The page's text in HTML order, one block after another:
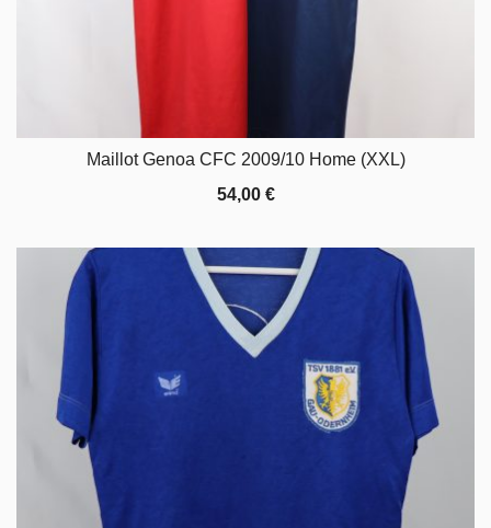
Maillot Genoa CFC 2009/10 Home (XXL)
54,00 €